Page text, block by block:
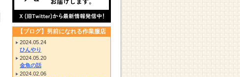
【ブログ】男前になれる作業服店
2024.05.24
ひんやり
2024.05.20
金魚の話
2024.02.06